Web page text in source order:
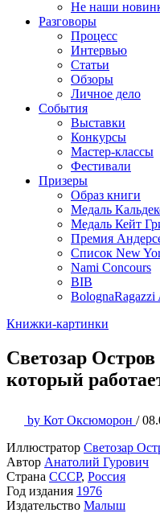
Не наши
Разговоры
Процесс
Интервью
Статьи
Обзоры
Личное дело
События
Выставки
Конкурсы
Мастер-классы
Фестивали
Призеры
Образ книги
Медаль
Медаль Кейт
Премия
Список New
Nami Concours
BIB
BolognaRagazzi
Книжки-картинки
Светозар
который
by Кот Оксюморон /
Иллюстратор Светозар
Автор Анатолий Гурович
Страна СССР, Россия
Год издания 1976
Издательство Малыш